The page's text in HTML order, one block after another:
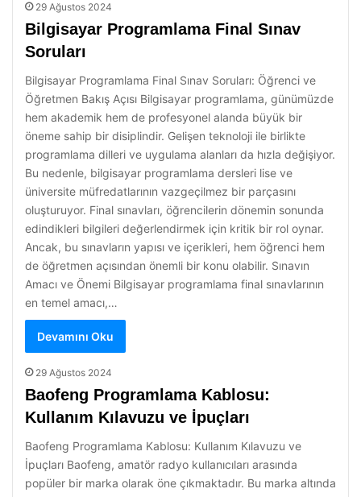
29 Ağustos 2024
Bilgisayar Programlama Final Sınav
Soruları
Bilgisayar Programlama Final Sınav Soruları: Öğrenci ve
Öğretmen Bakış Açısı Bilgisayar programlama, günümüzde
hem akademik hem de profesyonel alanda büyük bir
öneme sahip bir disiplindir. Gelişen teknoloji ile birlikte
programlama dilleri ve uygulama alanları da hızla değişiyor.
Bu nedenle, bilgisayar programlama dersleri lise ve
üniversite müfredatlarının vazgeçilmez bir parçasını
oluşturuyor. Final sınavları, öğrencilerin dönemin sonunda
edindikleri bilgileri değerlendirmek için kritik bir rol oynar.
Ancak, bu sınavların yapısı ve içerikleri, hem öğrenci hem
de öğretmen açısından önemli bir konu olabilir. Sınavın
Amacı ve Önemi Bilgisayar programlama final sınavlarının
en temel amacı,…
Devamını Oku
29 Ağustos 2024
Baofeng Programlama Kablosu:
Kullanım Kılavuzu ve İpuçları
Baofeng Programlama Kablosu: Kullanım Kılavuzu ve
İpuçları Baofeng, amatör radyo kullanıcıları arasında
popüler bir marka olarak öne çıkmaktadır. Bu marka altında